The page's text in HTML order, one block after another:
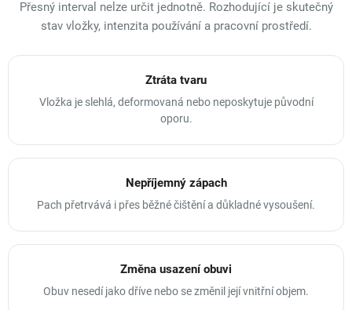
Přesný interval nelze určit jednotně. Rozhodující je skutečný
stav vložky, intenzita používání a pracovní prostředí.
Ztráta tvaru
Vložka je slehlá, deformovaná nebo neposkytuje původní
oporu.
Nepříjemný zápach
Pach přetrvává i přes běžné čištění a důkladné vysoušení.
Změna usazení obuvi
Obuv nesedí jako dříve nebo se změnil její vnitřní objem.